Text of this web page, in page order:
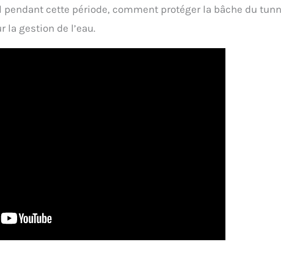
pendant cette période, comment protéger la bâche du
la gestion de l’eau.